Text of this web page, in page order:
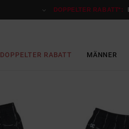
DOPPELTER RABATT*:
DOPPELTER RABATT MÄNNER